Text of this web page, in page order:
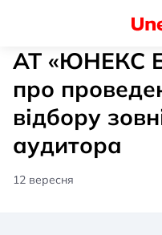
АТ «ЮНЕКС
про
відбору
аудитора
12 вересня